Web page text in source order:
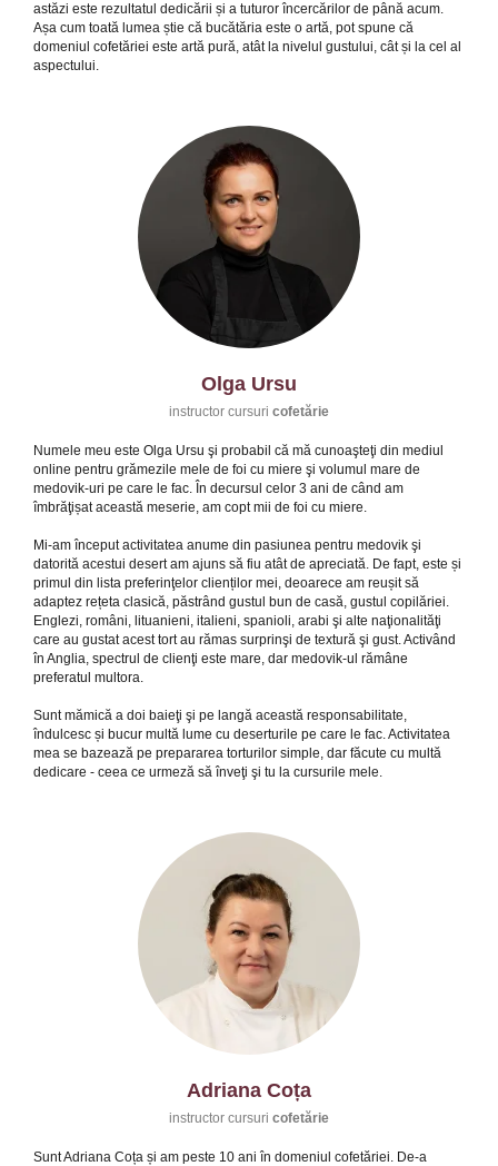
astăzi este rezultatul dedicării și a tuturor încercărilor de până acum.
Așa cum toată lumea știe că bucătăria este o artă, pot spune că
domeniul cofetăriei este artă pură, atât la nivelul gustului, cât și la cel al
aspectului.
Olga Ursu
instructor cursuri cofetărie
Numele meu este Olga Ursu şi probabil că mă cunoaşteţi din mediul
online pentru grămezile mele de foi cu miere şi volumul mare de
medovik-uri pe care le fac. În decursul celor 3 ani de când am
îmbrăţișat această meserie, am copt mii de foi cu miere.
Mi-am început activitatea anume din pasiunea pentru medovik şi
datorită acestui desert am ajuns să fiu atât de apreciată. De fapt, este și
primul din lista preferinţelor clienților mei, deoarece am reușit să
adaptez rețeta clasică, păstrând gustul bun de casă, gustul copilăriei.
Englezi, români, lituanieni, italieni, spanioli, arabi şi alte naţionalităţi
care au gustat acest tort au rămas surprinşi de textură şi gust. Activând
în Anglia, spectrul de clienţi este mare, dar medovik-ul rămâne
preferatul multora.
Sunt mămică a doi baieţi şi pe langă această responsabilitate,
îndulcesc și bucur multă lume cu deserturile pe care le fac. Activitatea
mea se bazează pe prepararea torturilor simple, dar făcute cu multă
dedicare - ceea ce urmeză să înveţi şi tu la cursurile mele.
Adriana Coța
instructor cursuri cofetărie
Sunt Adriana Coța și am peste 10 ani în domeniul cofetăriei. De-a